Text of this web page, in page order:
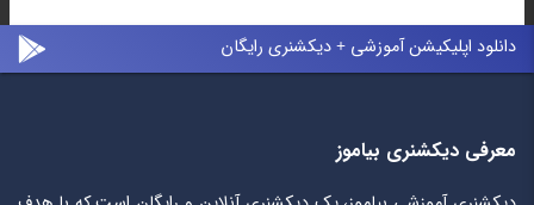
دانلود اپلیکیشن آموزشی + دیکشنری رایگان
معرفی دیکشنری بیاموز